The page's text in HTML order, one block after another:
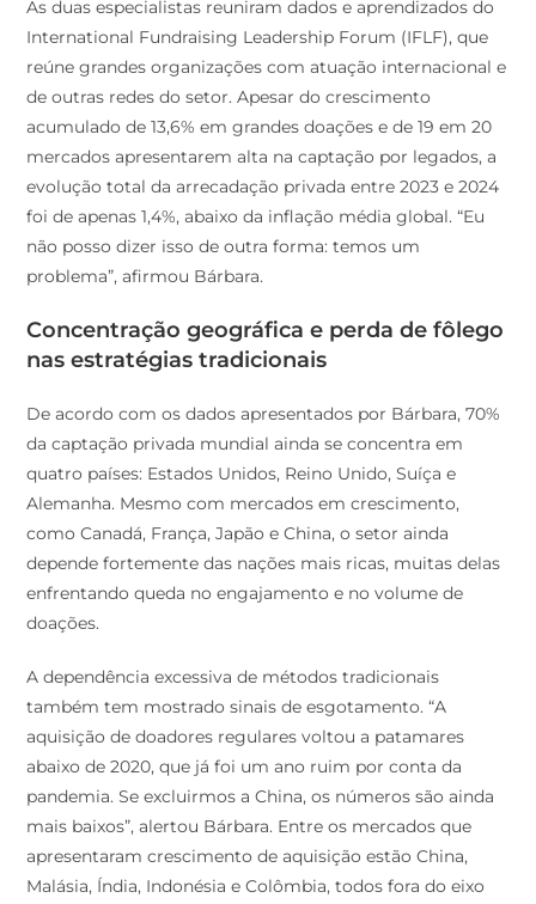
International Fundraising Leadership Forum (IFLF), que
reúne grandes organizações com atuação internacional e
de outras redes do setor. Apesar do crescimento
acumulado de 13,6% em grandes doações e de 19 em 20
mercados apresentarem alta na captação por legados, a
evolução total da arrecadação privada entre 2023 e 2024
foi de apenas 1,4%, abaixo da inflação média global. “Eu
não posso dizer isso de outra forma: temos um
problema”, afirmou Bárbara.
nas estratégias tradicionais
da captação privada mundial ainda se concentra em
quatro países: Estados Unidos, Reino Unido, Suíça e
Alemanha. Mesmo com mercados em crescimento,
como Canadá, França, Japão e China, o setor ainda
depende fortemente das nações mais ricas, muitas delas
enfrentando queda no engajamento e no volume de
doações.
também tem mostrado sinais de esgotamento. “A
aquisição de doadores regulares voltou a patamares
abaixo de 2020, que já foi um ano ruim por conta da
pandemia. Se excluirmos a China, os números são ainda
mais baixos”, alertou Bárbara. Entre os mercados que
apresentaram crescimento de aquisição estão China,
Malásia, Índia, Indonésia e Colômbia, todos fora do eixo
tradicional de arrecadação.